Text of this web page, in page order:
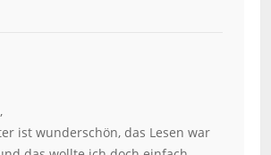
ist wunderschön, das Lesen war